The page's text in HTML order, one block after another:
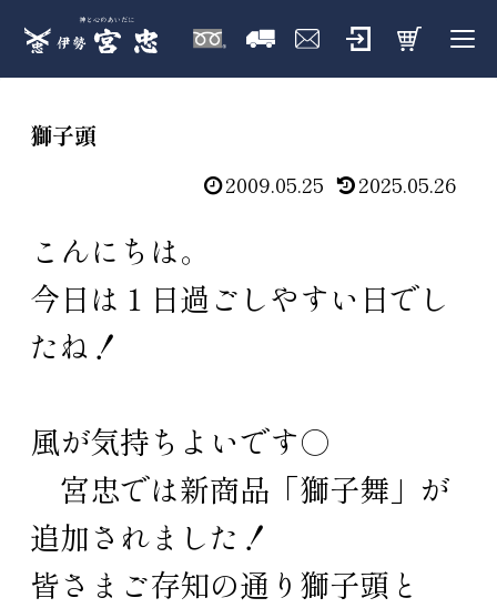
獅子頭
2009.05.25 2025.05.26
こんにちは。
今日は１日過ごしやすい日でし
たね！
風が気持ちよいです○
宮忠では新商品「獅子舞」が
追加されました！
皆さまご存知の通り獅子頭と